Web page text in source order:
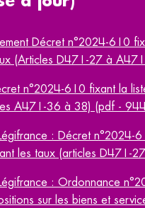
Décret n°2024-610
(Articles D471-27 à
n°2024-610 fixant la
A471-36 à 38) (pdf -
: Décret n°2024-
les taux (articles D471-
: Ordonnance
sur les biens et